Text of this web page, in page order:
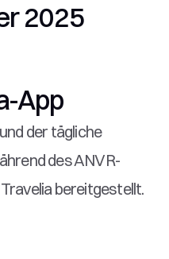
2025
App
der tägliche
des ANVR-
bereitgestellt.